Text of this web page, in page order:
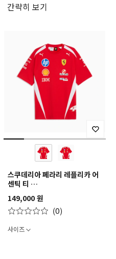
간략히 보기
스쿠데리아 페라리 레플리카 어
센틱 티
SF Replica Drivers
Authentic Tee
149,000 원
(0)
사이즈